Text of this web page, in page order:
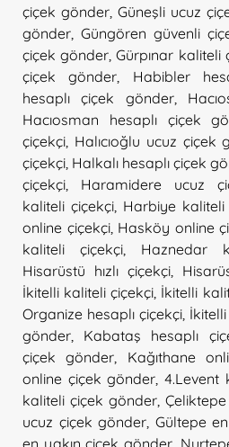
çiçek gönder Güneşli ucuz
gönder Güngören güvenli
çiçek gönder ,Gürpınar kaliteli
çiçek gönder
Habibler
hesaplı çiçek gönder,
Hacıosman hesaplı çiçek
çiçekçi Halıcıoğlu ucuz çiçek
çiçekçi Halkalı hesaplı çiçek
çiçekçi
Haramidere ucuz
kaliteli çiçekçi Harbiye
online çiçekçi, Hasköy online
kaliteli çiçekçi
Haznedar
Hisarüstü hızlı çiçekçi,
İkitelli kaliteli çiçekçi İkitelli
Organize hesaplı çiçekçi,
gönder
Kabataş hesaplı
çiçek gönder
Kağıthane
online çiçek gönder ,4.Levent
kaliteli çiçek gönder
ucuz çiçek gönder Gültepe
en yakın çiçek gönder